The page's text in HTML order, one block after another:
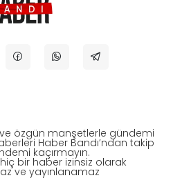
özgün manşetlerle gündemi
Haber Bandı’ndan takip
kaçırmayın.
bir haber izinsiz olarak
ve yayınlanamaz